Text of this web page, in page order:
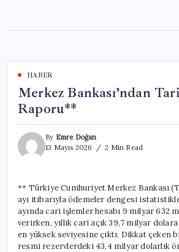
content
HABER
Merkez Bankası’ndan
Raporu**
By Emre Doğan
13 Mayıs 2026
2 Min Read
** Türkiye Cumhuriyet Merkez Bankası
ayı itibarıyla ödemeler dengesi
ayında cari işlemler hesabı 9 milyar 632
verirken, yıllık cari açık 39,7 milyar dolara
en yüksek seviyesine çıktı. Dikkat çeken
resmi rezervlerdeki 43,4 milyar dolarlık